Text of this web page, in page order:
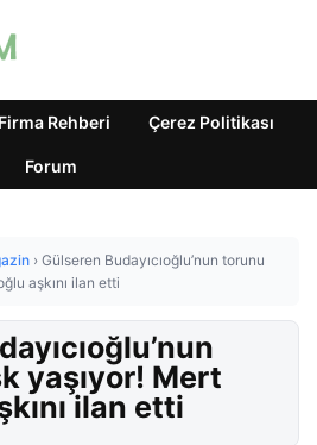
Firma Rehberi Çerez Politikası
Forum
› Gülseren Budayıcıoğlu’nun torunu
aşkını ilan etti
yaşıyor! Mert
ilan etti